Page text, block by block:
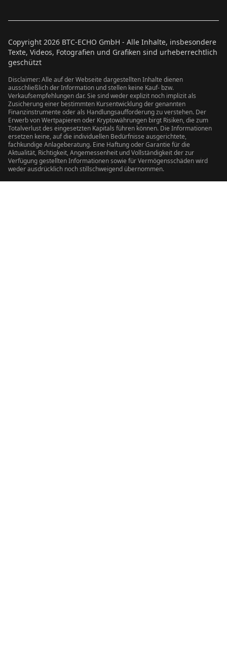
Copyright 2026 BTC-ECHO GmbH - Alle Inhalte, insbesondere
Texte, Videos, Fotografien und Grafiken sind urheberrechtlich
geschützt
Disclaimer: Alle auf der Webseite dargestellten Inhalte dienen
ausschließlich der Information und stellen keine Kauf- bzw.
Verkaufsempfehlungen dar. Sie sind weder explizit noch implizit als
Zusicherung einer bestimmten Kursentwicklung der genannten
Finanzinstrumente oder als Handlungsaufforderung zu verstehen. Der
Erwerb von Wertpapieren oder Kryptowährungen birgt Risiken, die zum
Totalverlust des eingesetzten Kapitals führen können. Die Informationen
ersetzen keine, auf die individuellen Bedürfnisse ausgerichtete,
fachkundige Anlageberatung. Eine Haftung oder Garantie für die
Aktualität, Richtigkeit, Angemessenheit und Vollständigkeit der zur
Verfügung gestellten Informationen sowie für Vermögensschäden wird
weder ausdrücklich noch stillschweigend übernommen.